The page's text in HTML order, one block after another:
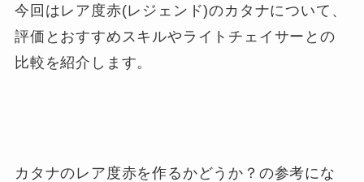
今回はレア度赤(レジェンド)のカタナについて、
評価とおすすめスキルやライトチェイサーとの
比較を紹介します。
カタナのレア度赤を作るかどうか？の参考にな